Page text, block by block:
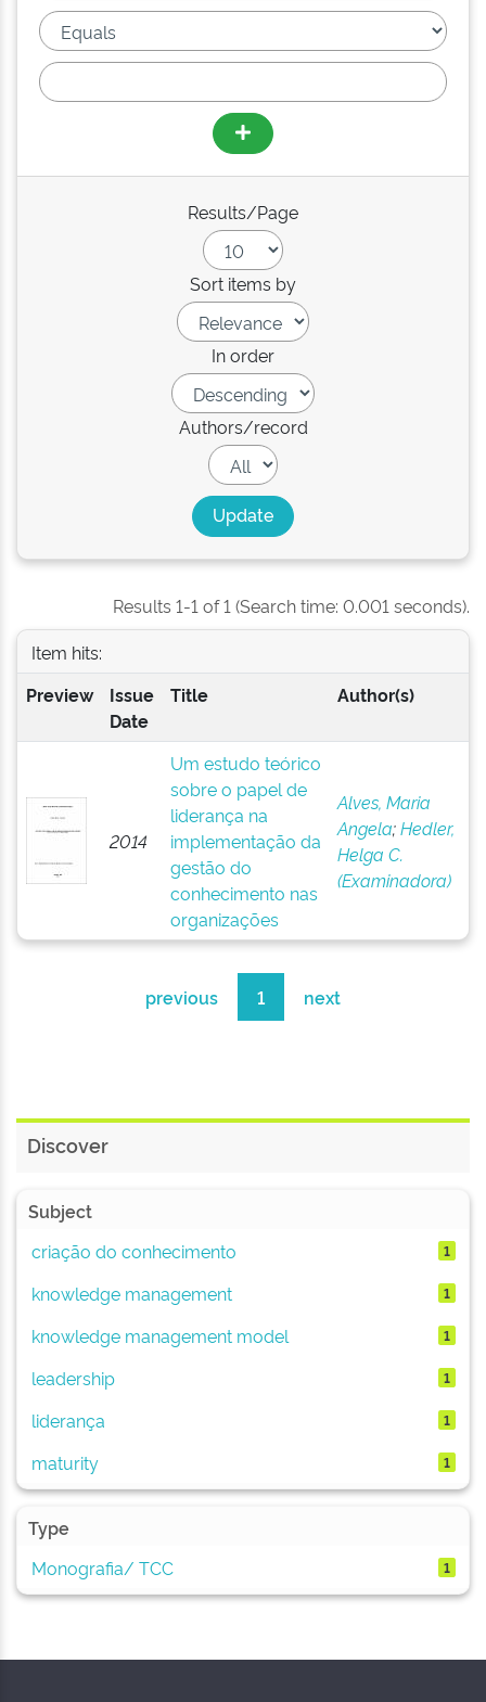
Results/Page
Sort items by
In order
Authors/record
Results 1-1 of 1 (Search time: 0.001 seconds).
Item hits:
Preview
Issue
Date
Title Author(s)
2014
Um estudo teórico
sobre o papel de
liderança na
implementação da
gestão do
conhecimento nas
organizações
Alves, Maria
Angela;Hedler,
Helga C.
(Examinadora)
previous 1 next
Discover
Subject
criação do conhecimento
1
knowledge management 1
knowledge management model 1
leadership 1
liderança 1
maturity 1
Type
Monografia/ TCC
1